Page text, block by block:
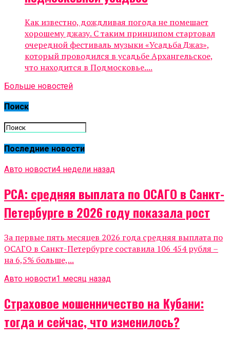
Как известно, дождливая погода не помешает
хорошему джазу. С таким принципом стартовал
очередной фестиваль музыки «Усадьба Джаз»,
который проводился в усадьбе Архангельское,
что находится в Подмосковье....
Больше новостей
Поиск
Последние новости
Авто новости4 недели назад
РСА: средняя выплата по ОСАГО в Санкт-
Петербурге в 2026 году показала рост
За первые пять месяцев 2026 года средняя выплата по
ОСАГО в Санкт-Петербурге составила 106 454 рубля –
на 6,5% больше,...
Авто новости1 месяц назад
Страховое мошенничество на Кубани:
тогда и сейчас, что изменилось?